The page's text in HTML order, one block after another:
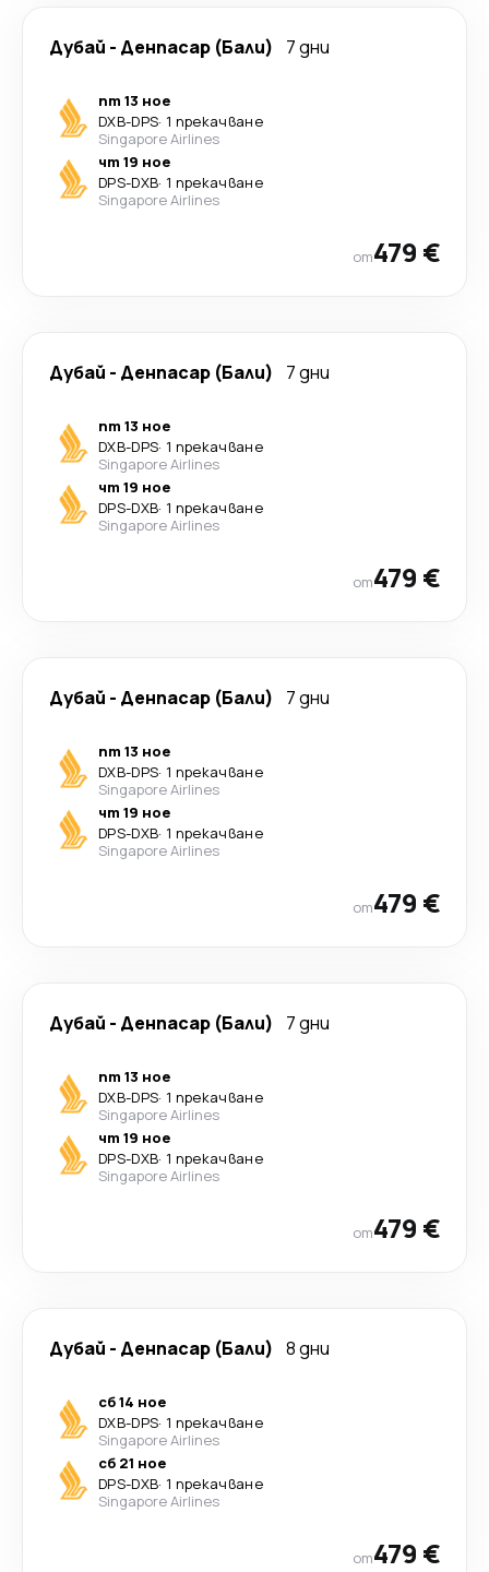
Дубай - Денпасар (Бали) 7 дни
пт 13 ное
DXB-DPS· 1 прекачване
Singapore Airlines
чт 19 ное
DPS-DXB· 1 прекачване
Singapore Airlines
от479 €
Дубай - Денпасар (Бали) 7 дни
пт 13 ное
DXB-DPS· 1 прекачване
Singapore Airlines
чт 19 ное
DPS-DXB· 1 прекачване
Singapore Airlines
от479 €
Дубай - Денпасар (Бали) 7 дни
пт 13 ное
DXB-DPS· 1 прекачване
Singapore Airlines
чт 19 ное
DPS-DXB· 1 прекачване
Singapore Airlines
от479 €
Дубай - Денпасар (Бали) 7 дни
пт 13 ное
DXB-DPS· 1 прекачване
Singapore Airlines
чт 19 ное
DPS-DXB· 1 прекачване
Singapore Airlines
от479 €
Дубай - Денпасар (Бали) 8 дни
сб 14 ное
DXB-DPS· 1 прекачване
Singapore Airlines
сб 21 ное
DPS-DXB· 1 прекачване
Singapore Airlines
от479 €